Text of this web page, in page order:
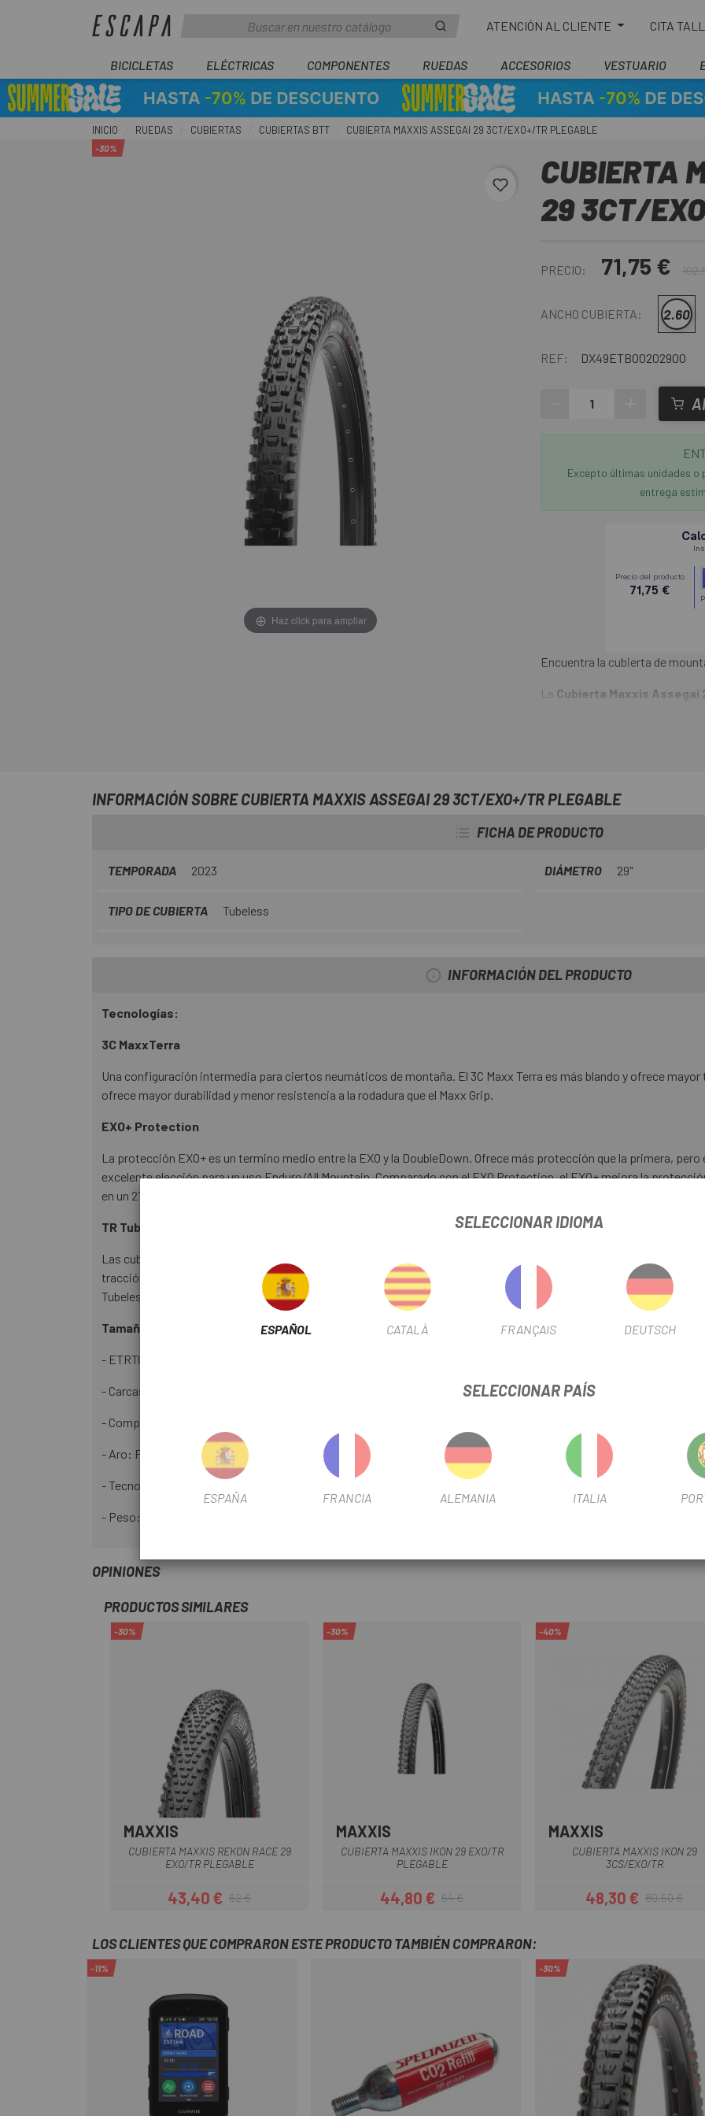
ATENCIÓN AL CLIENTE CITA
BICICLETAS ELÉCTRICAS COMPONENTES RUEDAS ACCESORIOS VESTUARIO
INICIO RUEDAS CUBIERTAS CUBIERTAS BTT CUBIERTA MAXXIS ASSEGAI 29 3CT/EXO+/TR PLEGABLE
favorite_border
-30%
Haz click para ampliar
CUBIERTA
29 3CT/
PRECIO: 71,75 €
ANCHO CUBIERTA: 2.60
REF: DX49ETB00202900
Excepto últimas unidades
entrega
Encuentra la cubierta de
La Cubierta Maxxis Assegai
por los zulúes de Sudáfrica.
Maxxis Assegai 29 3CT/
MaxxTerra, que ofrece una
INFORMACIÓN SOBRE CUBIERTA MAXXIS ASSEGAI 29 3CT/EXO+/TR PLEGABLE
FICHA DE PRODUCTO
TEMPORADA 2023 DIÁMETRO 29"
TIPO DE CUBIERTA Tubeless
INFORMACIÓN DEL PRODUCTO
Tecnologías:
3C MaxxTerra
Una configuración intermedia para ciertos neumáticos de montaña. El 3C Maxx Terra es más blando y ofrece mayor
ofrece mayor durabilidad y menor resistencia a la rodadura que el Maxx Grip.
EXO+ Protection
La protección EXO+ es un termino medio entre la EXO y la DoubleDown. Ofrece más protección que la primera, pero
excelente elección para un uso Enduro/All Mountain. Comparado con el EXO Protection, el EXO+ mejora la
en un 27%, la durabilidad de los flancos en un 51% y la resistencia a la compresión en un 28%.
TR Tubeless Ready
Las cubiertas tubeless ready ofrecen muchos beneficios respecto a las cubiertas convencionales: la capacidad
tracción; menor resistencia a la rodadura comparado con un neumático tubular; menos riesgo de pinchazos ya
Tubeless Ready (TR) proporcionan los beneficios de una cubierta LUST sin penalizar el peso.
Tamaño: 29X2.60:
- ETRTO: 66-622
- Carcasa: 120x2 tpi
- Compuesto de caucho: Doble
- Aro: Plegable
- Tecnología: 3CG/DD/TR
- Peso: 1,362g
OPINIONES
PRODUCTOS SIMILARES
-30%
MAXXIS
CUBIERTA MAXXIS REKON RACE 29
EXO/TR PLEGABLE
Precio
43,40 €Precio regular
62 €
-30%
MAXXIS
CUBIERTA MAXXIS IKON 29 EXO/TR
PLEGABLE
Precio
44,80 €Precio regular
64 €
-40%
MAXXIS
CUBIERTA MAXXIS IKON 29
3CS/EXO/TR
Precio
48,30 €Precio regular
80,50 €
LOS CLIENTES QUE COMPRARON ESTE PRODUCTO TAMBIÉN COMPRARON:
-11% -30%
SELECCIONAR IDIOMA
ESPAÑOL CATALÀ FRANÇAIS DEUTSCH
SELECCIONAR PAÍS
ESPAÑA FRANCIA ALEMANIA ITALIA